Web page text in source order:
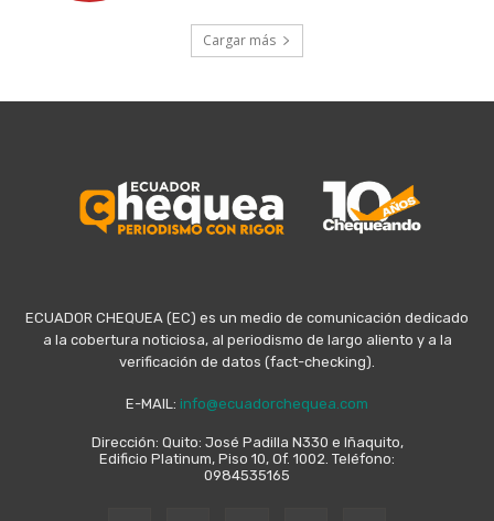
Cargar más
ECUADOR CHEQUEA (EC) es un medio de comunicación dedicado
a la cobertura noticiosa, al periodismo de largo aliento y a la
verificación de datos (fact-checking).
E-MAIL: info@ecuadorchequea.com
Dirección: Quito: José Padilla N330 e Iñaquito,
Edificio Platinum, Piso 10, Of. 1002. Teléfono:
0984535165